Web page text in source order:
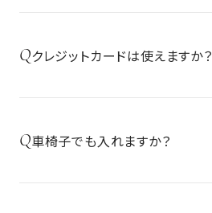
Qクレジットカードは使えますか？
Q車椅子でも入れますか？